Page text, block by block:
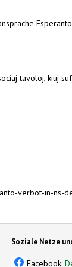
tavoloj, kiuj
verbot-in-ns-
Soziale Netze
Facebook: